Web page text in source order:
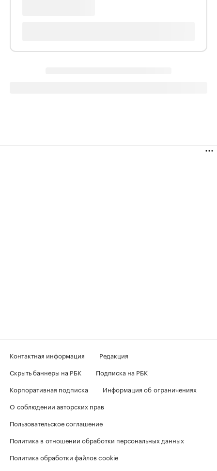
Контактная информация
Редакция
Скрыть баннеры на РБК
Подписка на РБК
Корпоративная подписка
Информация об ограничениях
О соблюдении авторских прав
Пользовательское соглашение
Политика в отношении обработки персональных данных
Политика обработки файлов cookie